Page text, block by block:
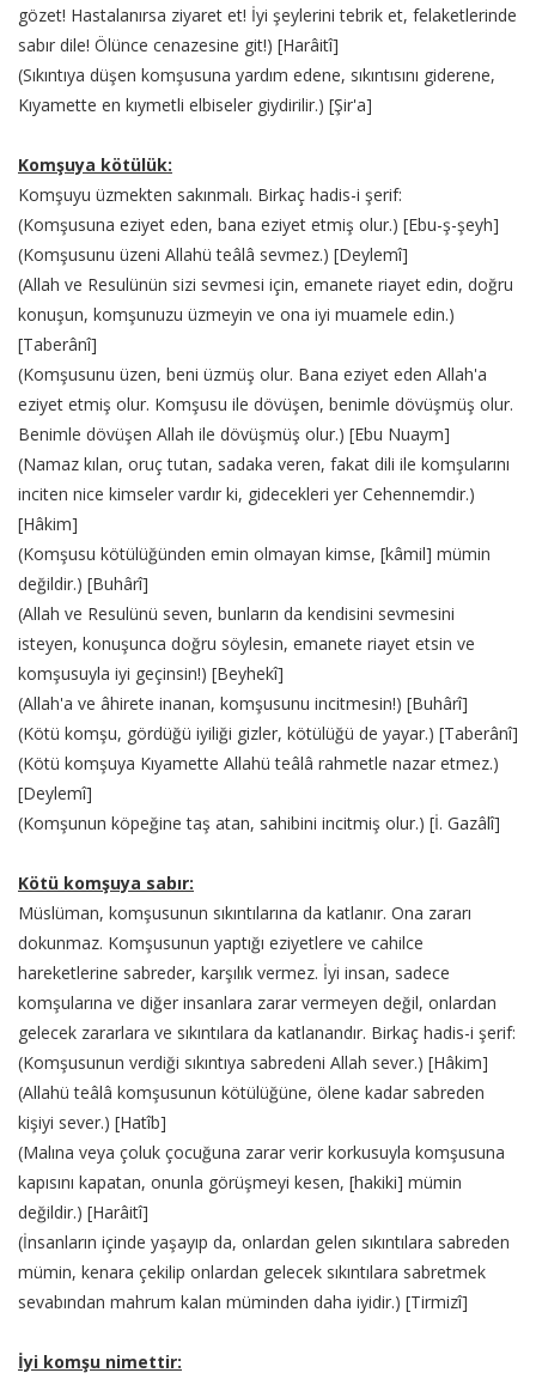
gözet! Hastalanırsa ziyaret et! İyi şeylerini tebrik et, felaketlerinde
sabır dile! Ölünce cenazesine git!) [Harâitî]
(Sıkıntıya düşen komşusuna yardım edene, sıkıntısını giderene,
Kıyamette en kıymetli elbiseler giydirilir.) [Şir'a]
Komşuya kötülük:
Komşuyu üzmekten sakınmalı. Birkaç hadis-i şerif:
(Komşusuna eziyet eden, bana eziyet etmiş olur.) [Ebu-ş-şeyh]
(Komşusunu üzeni Allahü teâlâ sevmez.) [Deylemî]
(Allah ve Resulünün sizi sevmesi için, emanete riayet edin, doğru
konuşun, komşunuzu üzmeyin ve ona iyi muamele edin.)
[Taberânî]
(Komşusunu üzen, beni üzmüş olur. Bana eziyet eden Allah'a
eziyet etmiş olur. Komşusu ile dövüşen, benimle dövüşmüş olur.
Benimle dövüşen Allah ile dövüşmüş olur.) [Ebu Nuaym]
(Namaz kılan, oruç tutan, sadaka veren, fakat dili ile komşularını
inciten nice kimseler vardır ki, gidecekleri yer Cehennemdir.)
[Hâkim]
(Komşusu kötülüğünden emin olmayan kimse, [kâmil] mümin
değildir.) [Buhârî]
(Allah ve Resulünü seven, bunların da kendisini sevmesini
isteyen, konuşunca doğru söylesin, emanete riayet etsin ve
komşusuyla iyi geçinsin!) [Beyhekî]
(Allah'a ve âhirete inanan, komşusunu incitmesin!) [Buhârî]
(Kötü komşu, gördüğü iyiliği gizler, kötülüğü de yayar.) [Taberânî]
(Kötü komşuya Kıyamette Allahü teâlâ rahmetle nazar etmez.)
[Deylemî]
(Komşunun köpeğine taş atan, sahibini incitmiş olur.) [İ. Gazâlî]
Kötü komşuya sabır:
Müslüman, komşusunun sıkıntılarına da katlanır. Ona zararı
dokunmaz. Komşusunun yaptığı eziyetlere ve cahilce
hareketlerine sabreder, karşılık vermez. İyi insan, sadece
komşularına ve diğer insanlara zarar vermeyen değil, onlardan
gelecek zararlara ve sıkıntılara da katlanandır. Birkaç hadis-i şerif:
(Komşusunun verdiği sıkıntıya sabredeni Allah sever.) [Hâkim]
(Allahü teâlâ komşusunun kötülüğüne, ölene kadar sabreden
kişiyi sever.) [Hatîb]
(Malına veya çoluk çocuğuna zarar verir korkusuyla komşusuna
kapısını kapatan, onunla görüşmeyi kesen, [hakiki] mümin
değildir.) [Harâitî]
(İnsanların içinde yaşayıp da, onlardan gelen sıkıntılara sabreden
mümin, kenara çekilip onlardan gelecek sıkıntılara sabretmek
sevabından mahrum kalan müminden daha iyidir.) [Tirmizî]
İyi komşu nimettir: